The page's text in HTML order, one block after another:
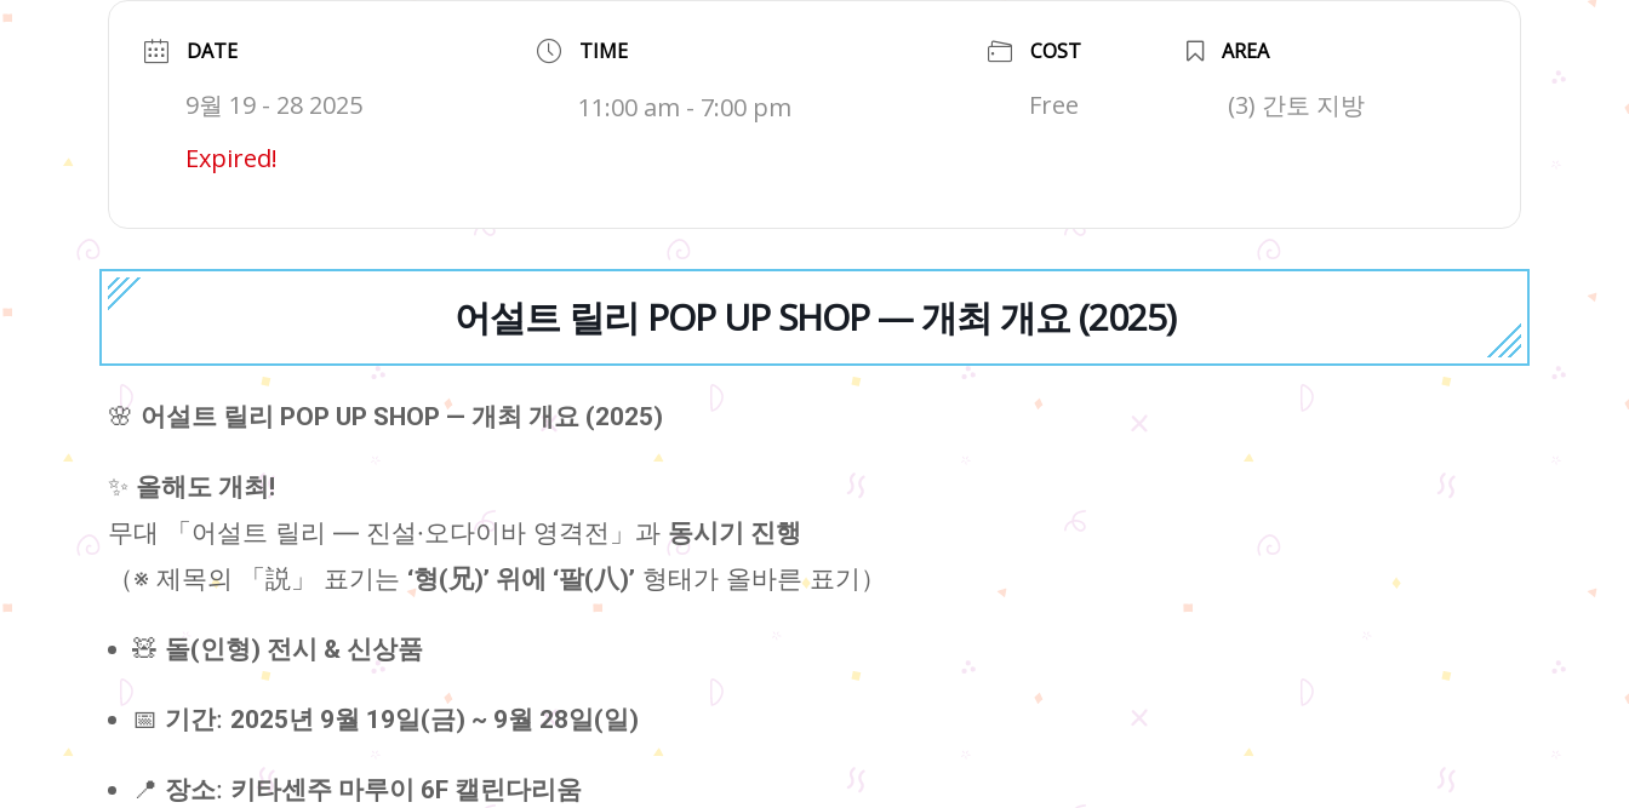
DATE
9월 19 - 28 2025
Expired!
TIME
11:00 am - 7:00 pm
COST
Free
AREA
(3) 간토 지방
어설트 릴리 POP UP SHOP — 개최 개요 (2025)
🌸 어설트 릴리 POP UP SHOP — 개최 개요 (2025)
✨ 올해도 개최!
무대 「어설트 릴리 — 진설·오다이바 영격전」과 동시기 진행
（※ 제목의 「説」 표기는 ‘형(兄)’ 위에 ‘팔(八)’ 형태가 올바른 표기）
🧸 돌(인형) 전시 & 신상품
📅 기간: 2025년 9월 19일(금) ~ 9월 28일(일)
📍 장소: 키타센주 마루이 6F 캘린다리움